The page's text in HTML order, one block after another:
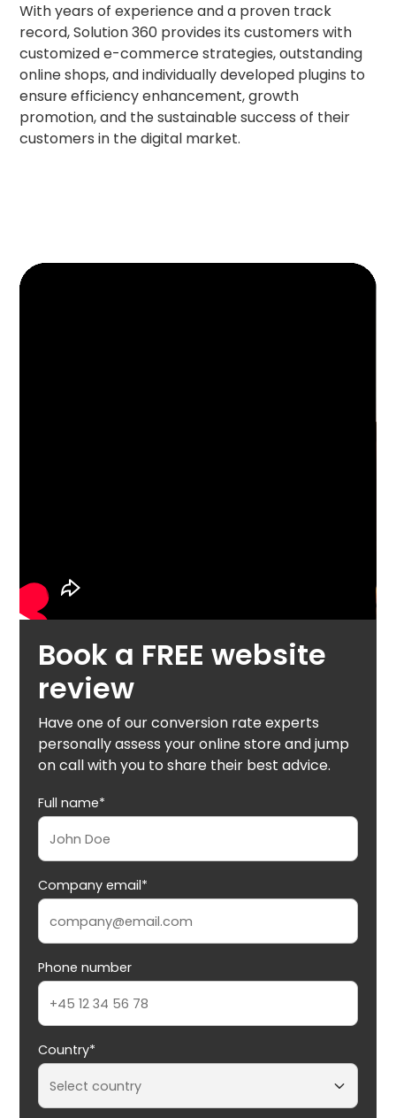
With years of experience and a proven track
record, Solution 360 provides its customers with
customized e-commerce strategies, outstanding
online shops, and individually developed plugins to
ensure efficiency enhancement, growth
promotion, and the sustainable success of their
customers in the digital market.
Book a FREE website
review
Have one of our conversion rate experts
personally assess your online store and jump
on call with you to share their best advice.
Full name*
Company email*
Phone number
Country*